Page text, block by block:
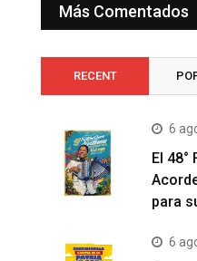
Más Comentados
RECENT
6
El 48°
para
6